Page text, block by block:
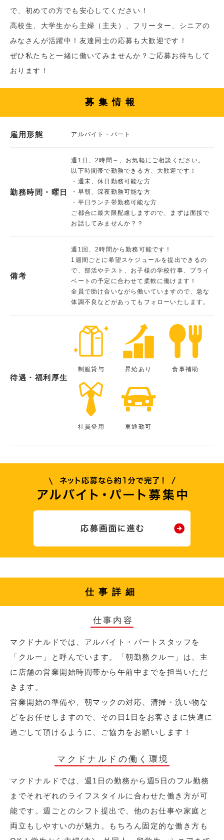
で、初めての方でも安心してください！
高校生、大学生から主婦（主夫）、フリーター、シニアの
みなさんが活躍中！友達同士の応募も大歓迎です！
ぜひ私たちと一緒に働いてみませんか？ご応募お待ちして
おります！
募集情報
雇用形態 アルバイト・パート
勤務時間・曜日
週1日、2時間～、お気軽にご相談ください。
以下時間帯で勤務できる方、大歓迎です！
・週末、休日勤務可能な方
・早朝、深夜勤務可能な方
・平日ランチ帯勤務可能な方
ご都合に最大限配慮しますので、まずは面接で
お話してみませんか？？
備考
週1回、2時間から勤務可能です！
1週間ごとに希望スケジュールを提出できるの
で、部活やテスト、お子様の学校行事、プライ
ベートの予定に合わせて柔軟に働けます！
全員で助け合いながら働いていますので、急な
体調不良などがあってもフォローいたします。
待遇・福利厚生
制服貸与 昇給あり 食事補助
社員登用 車通勤可
仕事詳細
仕事内容
マクドナルドでは、アルバイト・パートスタッフを
「クルー」と呼んでいます。「朝勤務クルー」は、主
に店舗の営業開始時間帯から午前中までを担当いただ
きます。
営業開始の準備や、朝マックの対応、清掃・洗い物な
どをお任せしますので、その日1日をお客さまに快適に
過ごして頂けるように、ご協力をお願いします！
マクドナルドの働く環境
マクドナルドでは、週1日の勤務から週5日のフル勤務
までそれぞれのライフスタイルに合わせた働き方が可
能です。週ごとのシフト提出で、他のお仕事や家庭と
両立もしやすいのが魅力。もちろん固定的な働き方も